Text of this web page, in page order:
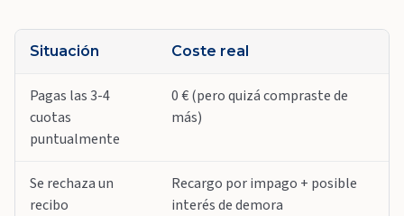
Situación Coste real
Pagas las 3-4
cuotas
puntualmente
0 € (pero quizá compraste de
más)
Se rechaza un
recibo
Recargo por impago + posible
interés de demora